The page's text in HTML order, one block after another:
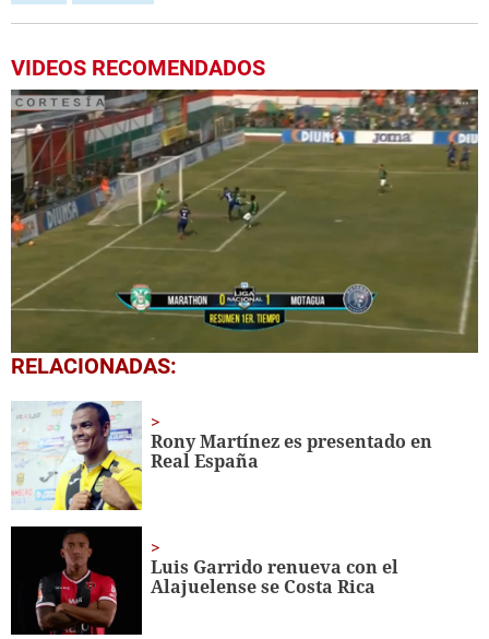
VIDEOS RECOMENDADOS
0
seconds
29
seconds
RELACIONADAS:
Rony Martínez es presentado en
Real España
Luis Garrido renueva con el
Alajuelense se Costa Rica